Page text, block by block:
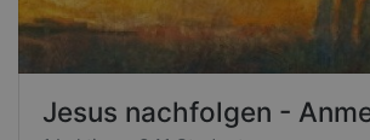
Jesus nachfolgen -